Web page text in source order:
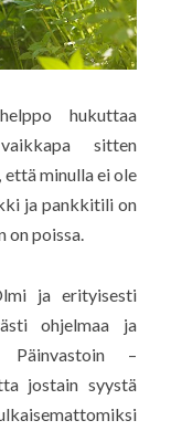
hukuttaa
sitten
että minulla ei ole
ja pankkitili on
on poissa.
ja erityisesti
ohjelmaa ja
Päinvastoin –
jostain syystä